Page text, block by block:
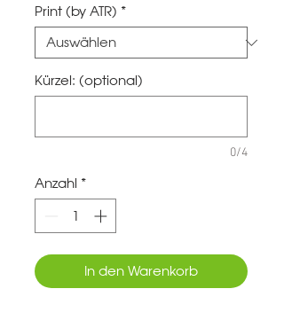
Print (by ATR) *
Kürzel: (optional)
0/4
Anzahl *
In den Warenkorb